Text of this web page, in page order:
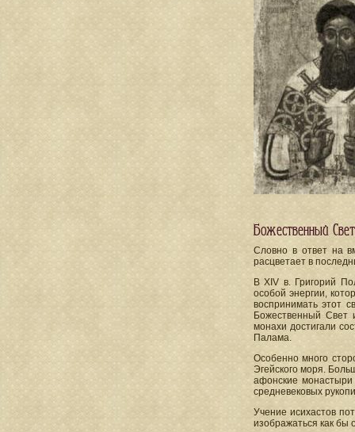
Божественный Свет
Словно в ответ на
расцветает в
В XIV в. Григорий
особой энергии,
воспринимать этот
Божественный Свет
монахи достигали
Палама.
Особенно много
Эгейского моря.
афонские
средневековых
Учение исихастов
изображаться как бы